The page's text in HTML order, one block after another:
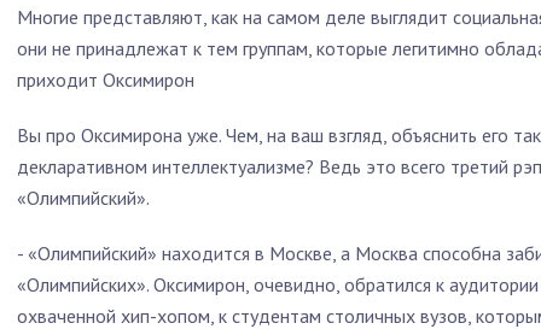
Многие представляют, как на самом деле выглядит
они не принадлежат к тем группам, которые легитимно
приходит Оксимирон
Вы про Оксимирона уже. Чем, на ваш взгляд, объяснить его
декларативном интеллектуализме? Ведь это всего третий
«Олимпийский».
- «Олимпийский» находится в Москве, а Москва способна
«Олимпийских». Оксимирон, очевидно, обратился к
охваченной хип-хопом, к студентам столичных вузов,